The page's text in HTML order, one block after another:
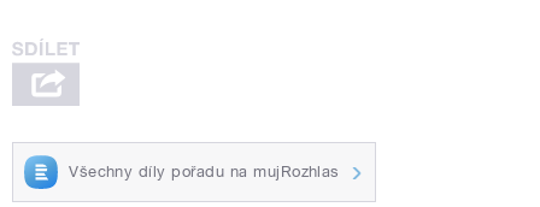
Všechny díly pořadu na mujRozhlas